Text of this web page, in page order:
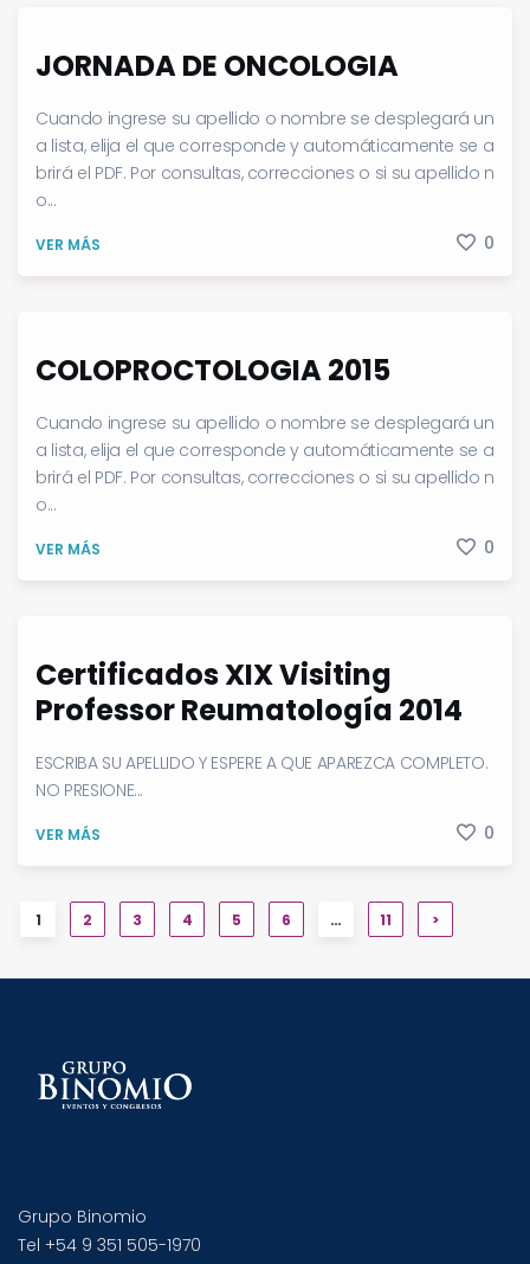
JORNADA DE ONCOLOGIA
Cuando ingrese su apellido o nombre se desplegará un
a lista, elija el que corresponde y automáticamente se a
brirá el PDF. Por consultas, correcciones o si su apellido n
o...
VER MÁS 0
COLOPROCTOLOGIA 2015
Cuando ingrese su apellido o nombre se desplegará un
a lista, elija el que corresponde y automáticamente se a
brirá el PDF. Por consultas, correcciones o si su apellido n
o...
VER MÁS 0
Certificados XIX Visiting
Professor Reumatología 2014
ESCRIBA SU APELLIDO Y ESPERE A QUE APAREZCA COMPLETO.
NO PRESIONE...
VER MÁS 0
1 2 3 4 5 6 … 11 >
Grupo Binomio
Tel +54 9 351 505-1970